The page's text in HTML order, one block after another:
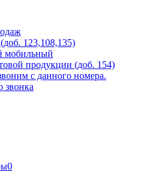
123,108,135)
мобильный
продукции (доб. 154)
с данного номера.
звонка
0